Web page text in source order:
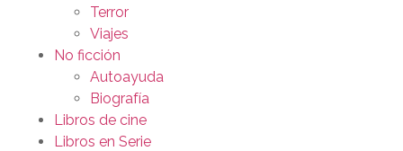
Terror
Viajes
No ficción
Autoayuda
Biografía
Libros de cine
Libros en Serie